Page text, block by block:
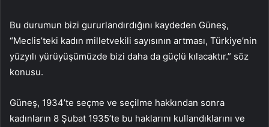
Bu durumun bizi gururlandırdığını kaydeden Güneş,
“Meclis’teki kadın milletvekili sayısının artması, Türkiye’nin
yüzyılı yürüyüşümüzde bizi daha da güçlü kılacaktır.” söz
konusu.
Güneş, 1934’te seçme ve seçilme hakkından sonra
kadınların 8 Şubat 1935’te bu haklarını kullandıklarını ve